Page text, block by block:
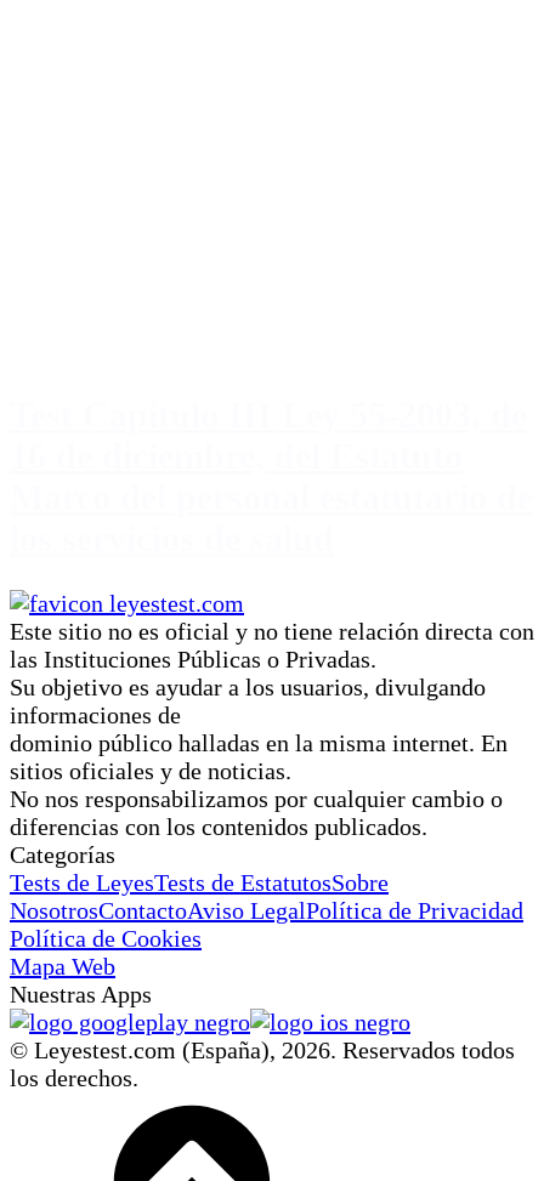
Este sitio no es oficial y no tiene relación directa con
las Instituciones Públicas o Privadas.
Su objetivo es ayudar a los usuarios, divulgando
informaciones de
dominio público halladas en la misma internet. En
sitios oficiales y de noticias.
No nos responsabilizamos por cualquier cambio o
diferencias con los contenidos publicados.
Categorías
Tests de LeyesTests de EstatutosSobre
NosotrosContactoAviso LegalPolítica de Privacidad
Política de Cookies
Mapa Web
Nuestras Apps
© Leyestest.com (España), 2026. Reservados todos
los derechos.